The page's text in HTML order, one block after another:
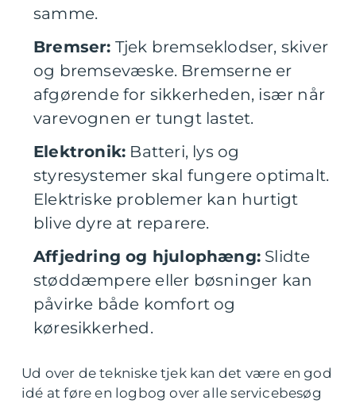
samme.
Bremser: Tjek bremseklodser, skiver
og bremsevæske. Bremserne er
afgørende for sikkerheden, især når
varevognen er tungt lastet.
Elektronik: Batteri, lys og
styresystemer skal fungere optimalt.
Elektriske problemer kan hurtigt
blive dyre at reparere.
Affjedring og hjulophæng: Slidte
støddæmpere eller bøsninger kan
påvirke både komfort og
køresikkerhed.
Ud over de tekniske tjek kan det være en god
idé at føre en logbog over alle servicebesøg